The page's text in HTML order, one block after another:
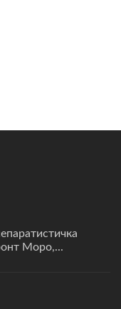
Моро,...